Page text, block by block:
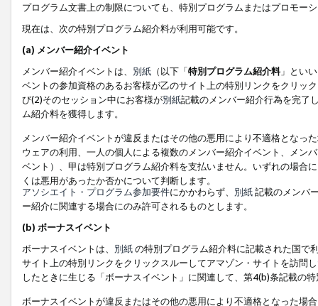
プログラム文書上の制限についても、特別プログラムまたはプロモー
現在は、次の特別プログラム紹介料が利用可能です。
(a) メンバー紹介イベント
メンバー紹介イベントは、 別紙 （以下「特別プログラム紹介料」とい
ベントの参加資格のあるお客様が乙のサイト上の特別リンクをクリッ
び(2)そのセッション中にお客様が別紙記載のメンバー紹介行為を完了
ム紹介料を獲得します。
メンバー紹介イベントが違反またはその他の悪用により不適格となっ
ウェアの利用、一人の個人による複数のメンバー紹介イベント、メン
ベント）、甲は特別プログラム紹介料を支払いません。いずれの場合
くは悪用があったか否かについて判断します。
アソシエイト・プログラム参加要件にかかわらず、 別紙記載のメンバ
ー紹介に関連する場合にのみ許可されるものとします。
(b) ボーナスイベント
ボーナスイベントは、 別紙の特別プログラム紹介料に記載された国で
サイト上の特別リンクをクリックスルーしてアマゾン・サイトを訪問
したときに生じる「ボーナスイベント」に関連して、第4(b)条記載の
ボーナスイベントが違反またはその他の悪用により不適格となった場